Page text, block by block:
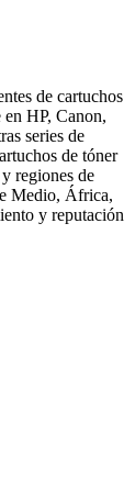
de cartuchos
HP, Canon,
series de
de tóner
regiones de
Medio, África,
y reputación